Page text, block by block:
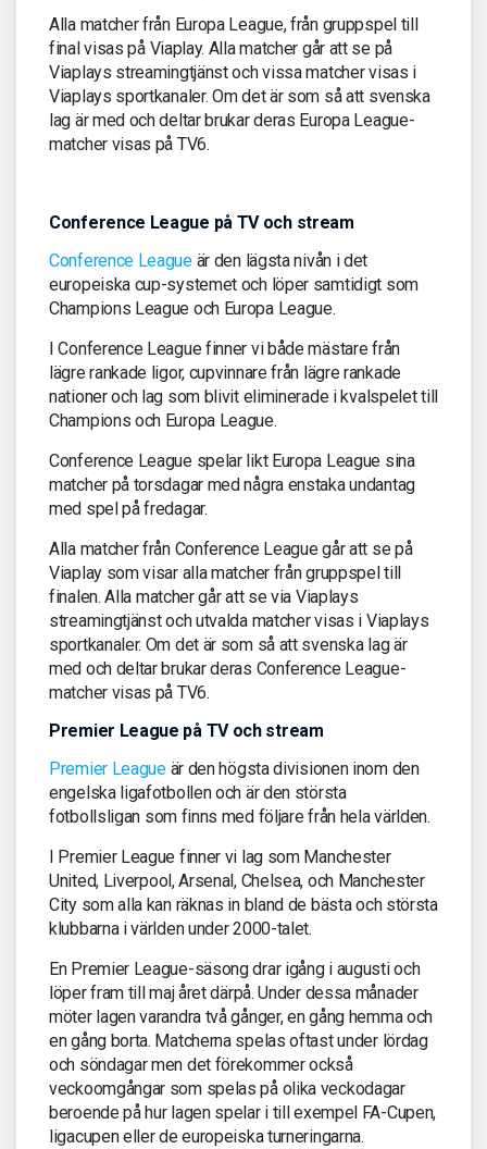
Alla matcher från Europa League, från gruppspel till
final visas på Viaplay. Alla matcher går att se på
Viaplays streamingtjänst och vissa matcher visas i
Viaplays sportkanaler. Om det är som så att svenska
lag är med och deltar brukar deras Europa League-
matcher visas på TV6.
Conference League på TV och stream
Conference Leagueär den lägsta nivån i det
europeiska cup-systemet och löper samtidigt som
Champions League och Europa League.
I Conference League finner vi både mästare från
lägre rankade ligor, cupvinnare från lägre rankade
nationer och lag som blivit eliminerade i kvalspelet till
Champions och Europa League.
Conference League spelar likt Europa League sina
matcher på torsdagar med några enstaka undantag
med spel på fredagar.
Alla matcher från Conference League går att se på
Viaplay som visar alla matcher från gruppspel till
finalen. Alla matcher går att se via Viaplays
streamingtjänst och utvalda matcher visas i Viaplays
sportkanaler. Om det är som så att svenska lag är
med och deltar brukar deras Conference League-
matcher visas på TV6.
Premier League på TV och stream
Premier Leagueär den högsta divisionen inom den
engelska ligafotbollen och är den största
fotbollsligan som finns med följare från hela världen.
I Premier League finner vi lag som Manchester
United, Liverpool, Arsenal, Chelsea, och Manchester
City som alla kan räknas in bland de bästa och största
klubbarna i världen under 2000-talet.
En Premier League-säsong drar igång i augusti och
löper fram till maj året därpå. Under dessa månader
möter lagen varandra två gånger, en gång hemma och
en gång borta. Matcherna spelas oftast under lördag
och söndagar men det förekommer också
veckoomgångar som spelas på olika veckodagar
beroende på hur lagen spelar i till exempel FA-Cupen,
ligacupen eller de europeiska turneringarna.